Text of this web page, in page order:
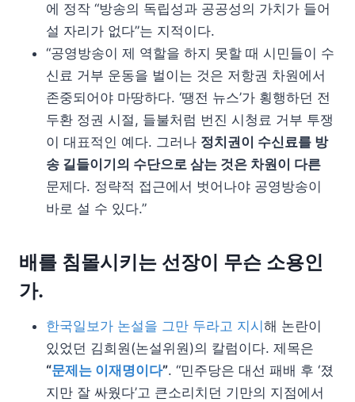
에 정작 “방송의 독립성과 공공성의 가치가 들어
설 자리가 없다”는 지적이다.
“공영방송이 제 역할을 하지 못할 때 시민들이 수
신료 거부 운동을 벌이는 것은 저항권 차원에서
존중되어야 마땅하다. ‘땡전 뉴스’가 횡행하던 전
두환 정권 시절, 들불처럼 번진 시청료 거부 투쟁
이 대표적인 예다. 그러나 정치권이 수신료를 방
송 길들이기의 수단으로 삼는 것은 차원이 다른
문제다. 정략적 접근에서 벗어나야 공영방송이
바로 설 수 있다.”
배를 침몰시키는 선장이 무슨 소용인
가.
한국일보가 논설을 그만 두라고 지시해 논란이
있었던 김희원(논설위원)의 칼럼이다. 제목은
“문제는 이재명이다”. “민주당은 대선 패배 후 ‘졌
지만 잘 싸웠다’고 큰소리치던 기만의 지점에서